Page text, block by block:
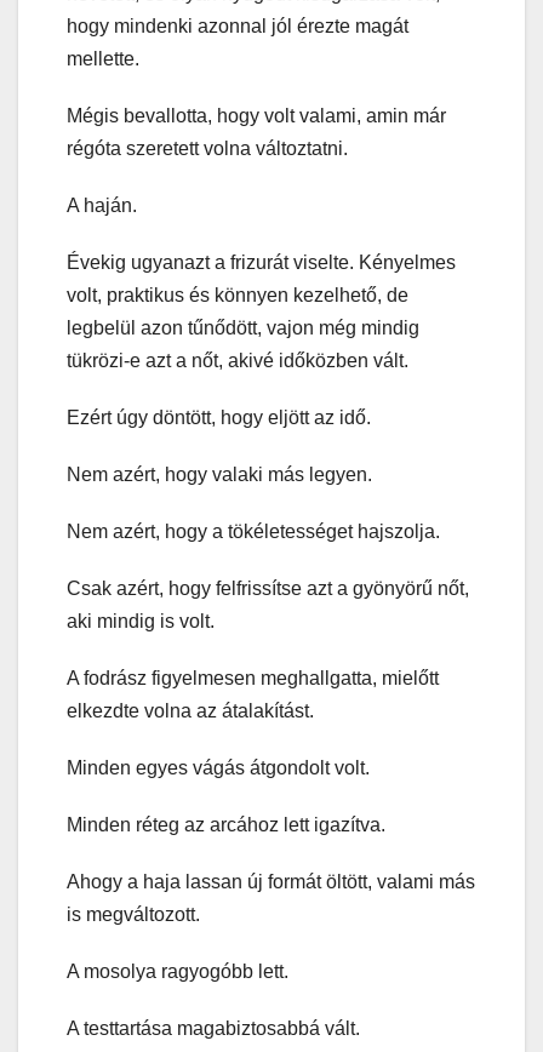
hogy mindenki azonnal jól érezte magát
mellette.
Mégis bevallotta, hogy volt valami, amin már
régóta szeretett volna változtatni.
A haján.
Évekig ugyanazt a frizurát viselte. Kényelmes
volt, praktikus és könnyen kezelhető, de
legbelül azon tűnődött, vajon még mindig
tükrözi-e azt a nőt, akivé időközben vált.
Ezért úgy döntött, hogy eljött az idő.
Nem azért, hogy valaki más legyen.
Nem azért, hogy a tökéletességet hajszolja.
Csak azért, hogy felfrissítse azt a gyönyörű nőt,
aki mindig is volt.
A fodrász figyelmesen meghallgatta, mielőtt
elkezdte volna az átalakítást.
Minden egyes vágás átgondolt volt.
Minden réteg az arcához lett igazítva.
Ahogy a haja lassan új formát öltött, valami más
is megváltozott.
A mosolya ragyogóbb lett.
A testtartása magabiztosabbá vált.